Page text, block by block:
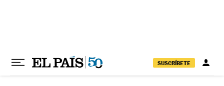
SUSCRÍBETE